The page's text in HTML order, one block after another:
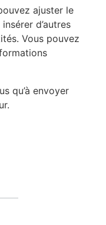
ajuster le
d’autres
Vous pouvez
qu’à envoyer